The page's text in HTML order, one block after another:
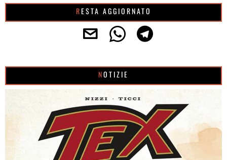
RESTA AGGIORNATO
NOTIZIE